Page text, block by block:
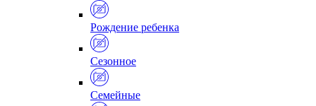
Рождение ребенка
Сезонное
Семейные